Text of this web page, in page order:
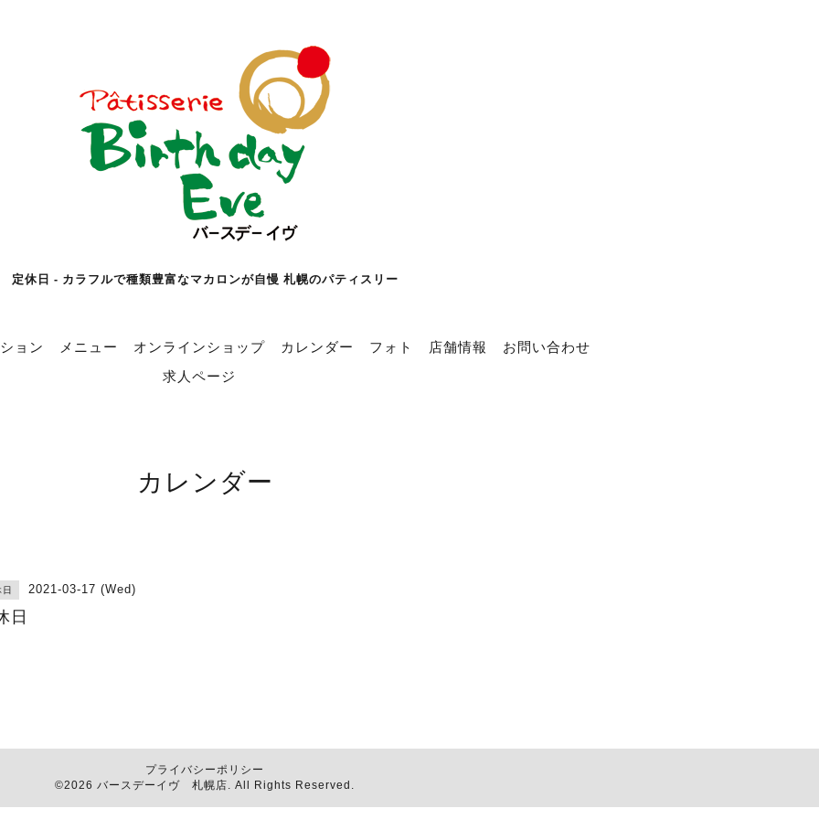
定休日 - カラフルで種類豊富なマカロンが自慢 札幌のパティスリー
ョン メニュー オンラインショップ カレンダー フォト 店舗情報
お問い合わせ
求人ページ
カレンダー
2021-03-17 (Wed)
日
プライバシーポリシー
©2026 バースデーイヴ 札幌店. All Rights Reserved.